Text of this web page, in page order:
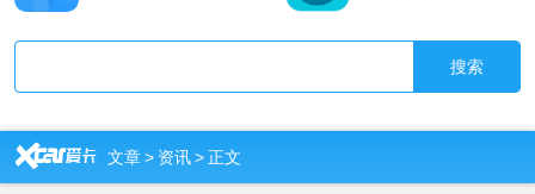
搜索
R 文章> 资讯>正文